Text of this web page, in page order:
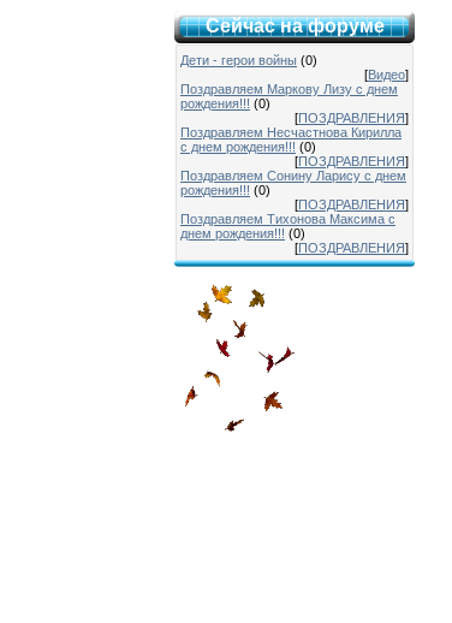
Сейчас на форуме
Дети - герои войны (0)
[Видео]
Поздравляем Маркову Лизу с днем
рождения!!! (0)
[ПОЗДРАВЛЕНИЯ]
Поздравляем Несчастнова Кирилла
с днем рождения!!! (0)
[ПОЗДРАВЛЕНИЯ]
Поздравляем Сонину Ларису с днем
рождения!!! (0)
[ПОЗДРАВЛЕНИЯ]
Поздравляем Тихонова Максима с
днем рождения!!! (0)
[ПОЗДРАВЛЕНИЯ]